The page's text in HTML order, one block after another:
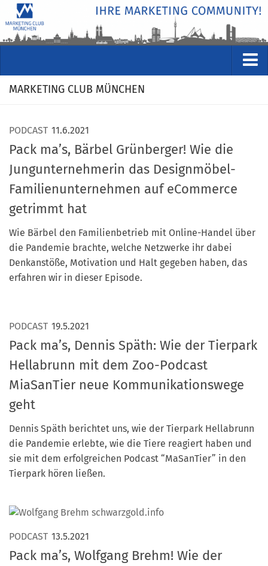
VERANSTALTUNGEN
Rückblicke
Veranstaltungsformate
STUDIO
ÜBER
Wer wir sind
Clubführung
Geschäftsstelle
Marketing Pioniere
Münchner Marketingpreis
Mentoring
Partnerschaften
Bundesverband Marketing Clubs
MARKETING PIONIERE
Marketing Pioniere im BVMC
CLUB-KOMMUNIKATION
Newsletter
MCM Club TV
MITGLIEDSCHAFT
Mitglied werden
MARKETING CLUB MÜNCHEN
PODCAST 11.6.2021
Pack ma’s, Bärbel Grünberger! Wie die
Jungunternehmerin das Designmöbel-
Familienunternehmen auf eCommerce
getrimmt hat
Wie Bärbel den Familienbetrieb mit Online-Handel über
die Pandemie brachte, welche Netzwerke ihr dabei
Denkanstöße, Motivation und Halt gegeben haben, das
erfahren wir in dieser Episode.
PODCAST 19.5.2021
Pack ma’s, Dennis Späth: Wie der Tierpark
Hellabrunn mit dem Zoo-Podcast
MiaSanTier neue Kommunikationswege
geht
Dennis Späth berichtet uns, wie der Tierpark Hellabrunn
die Pandemie erlebte, wie die Tiere reagiert haben und
sie mit dem erfolgreichen Podcast “MaSanTier” in den
Tierpark hören ließen.
PODCAST 13.5.2021
Pack ma’s, Wolfgang Brehm! Wie der